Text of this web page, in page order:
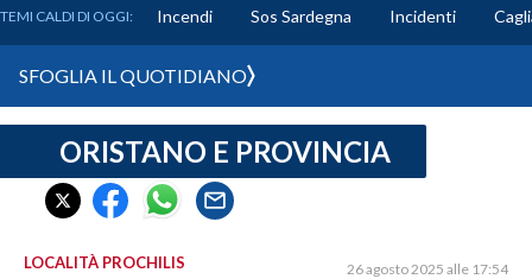
CRONACA SARDEGNA
CAGLIARI
SULCIS IGLESIENTE
TEMI CALDI DI OGGI: Incendi Sos Sardegna Incidenti
SFOGLIA IL QUOTIDIANO
ORISTANO E PROVINCIA
LOCALITÀ PROCHILIS 26 agosto 2025 alle 17:54